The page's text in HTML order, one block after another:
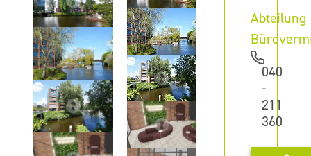
Abteilung
040
-
211
360